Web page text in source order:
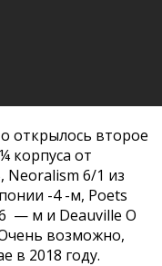
открылось второе
корпуса от
6/1 из
-4 -м, Poets
— м и Deauville О
возможно,
в 2018 году.